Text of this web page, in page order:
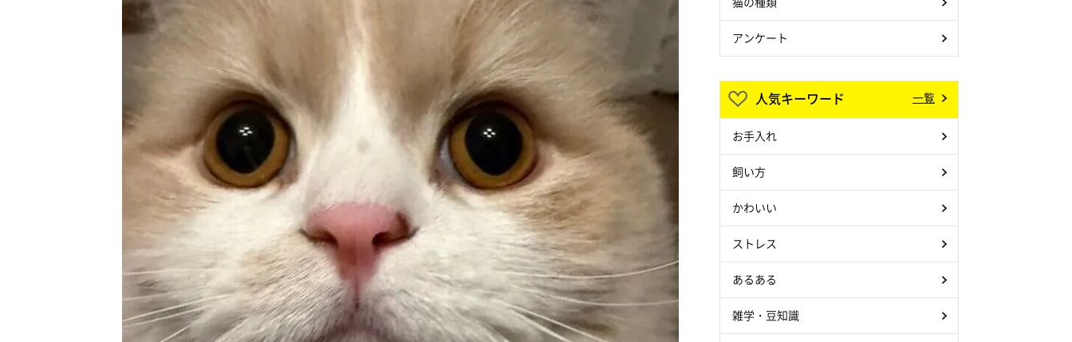
アンケート
人気キーワード 一覧
お手入れ
飼い方
かわいい
ストレス
あるある
雑学・豆知識